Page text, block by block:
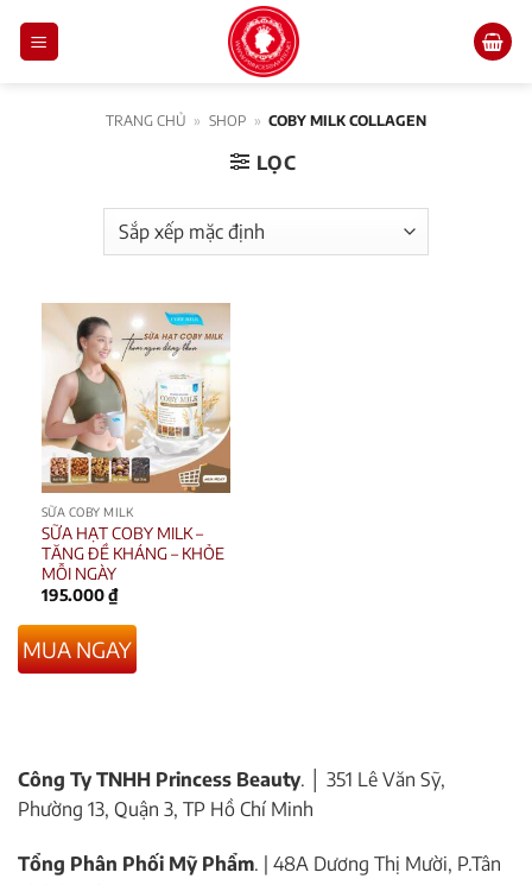
TRANG CHỦ » SHOP » COBY MILK COLLAGEN
LỌC
SỮA COBY MILK
SỮA HẠT COBY MILK –
TĂNG ĐỀ KHÁNG – KHỎE
MỖI NGÀY
195.000₫
MUA NGAY
Công Ty TNHH Princess Beauty. │ 351 Lê Văn Sỹ,
Phường 13, Quận 3, TP Hồ Chí Minh
Tổng Phân Phối Mỹ Phẩm. | 48A Dương Thị Mười, P.Tân